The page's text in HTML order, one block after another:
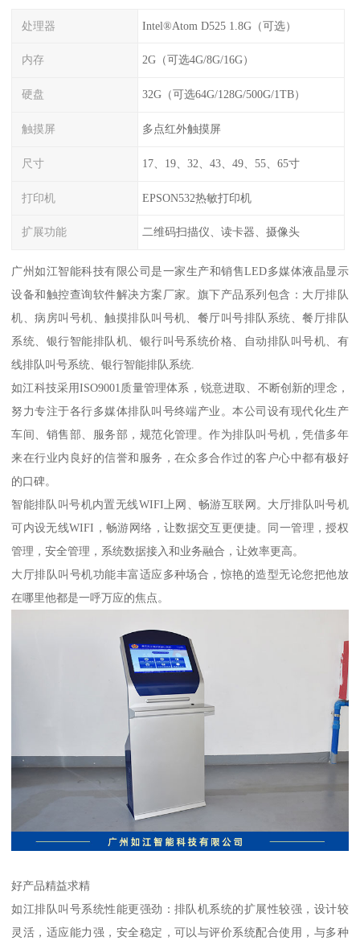
处理器 Intel®Atom D525 1.8G（可选）
内存 2G（可选4G/8G/16G）
硬盘 32G（可选64G/128G/500G/1TB）
触摸屏 多点红外触摸屏
尺寸 17、19、32、43、49、55、65寸
打印机 EPSON532热敏打印机
扩展功能 二维码扫描仪、读卡器、摄像头
广州如江智能科技有限公司是一家生产和销售LED多媒体液晶显示
设备和触控查询软件解决方案厂家。旗下产品系列包含：大厅排队
机、病房叫号机、触摸排队叫号机、餐厅叫号排队系统、餐厅排队
系统、银行智能排队机、银行叫号系统价格、自动排队叫号机、有
线排队叫号系统、银行智能排队系统.
如江科技采用ISO9001质量管理体系，锐意进取、不断创新的理念，
努力专注于各行多媒体排队叫号终端产业。本公司设有现代化生产
车间、销售部、服务部，规范化管理。作为排队叫号机，凭借多年
来在行业内良好的信誉和服务，在众多合作过的客户心中都有极好
的口碑。
智能排队叫号机内置无线WIFI上网、畅游互联网。大厅排队叫号机
可内设无线WIFI，畅游网络，让数据交互更便捷。同一管理，授权
管理，安全管理，系统数据接入和业务融合，让效率更高。
大厅排队叫号机功能丰富适应多种场合，惊艳的造型无论您把他放
在哪里他都是一呼万应的焦点。
好产品精益求精
如江排队叫号系统性能更强劲：排队机系统的扩展性较强，设计较
灵活，适应能力强，安全稳定，可以与评价系统配合使用，与多种